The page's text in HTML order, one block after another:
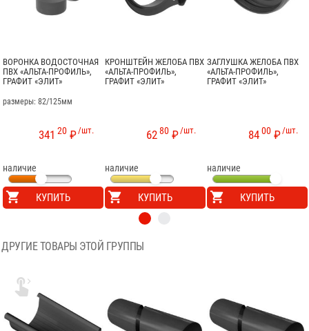
ВОРОНКА ВОДОСТОЧНАЯ
ПВХ «АЛЬТА-ПРОФИЛЬ»,
ГРАФИТ «ЭЛИТ»
размеры: 82/125мм
/шт.
341 20 ₽
наличие
КУПИТЬ
КРОНШТЕЙН ЖЕЛОБА ПВХ
«АЛЬТА-ПРОФИЛЬ»,
ГРАФИТ «ЭЛИТ»
/шт.
6280 ₽
наличие
КУПИТЬ
ЗАГЛУШКА ЖЕЛОБА ПВХ
«АЛЬТА-ПРОФИЛЬ»,
ГРАФИТ «ЭЛИТ»
/шт.
8400 ₽
наличие
КУПИТЬ
ДРУГИЕ ТОВАРЫ ЭТОЙ ГРУППЫ
